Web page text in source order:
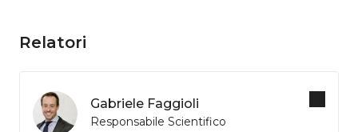
Relatori
Gabriele Faggioli
Responsabile Scientifico